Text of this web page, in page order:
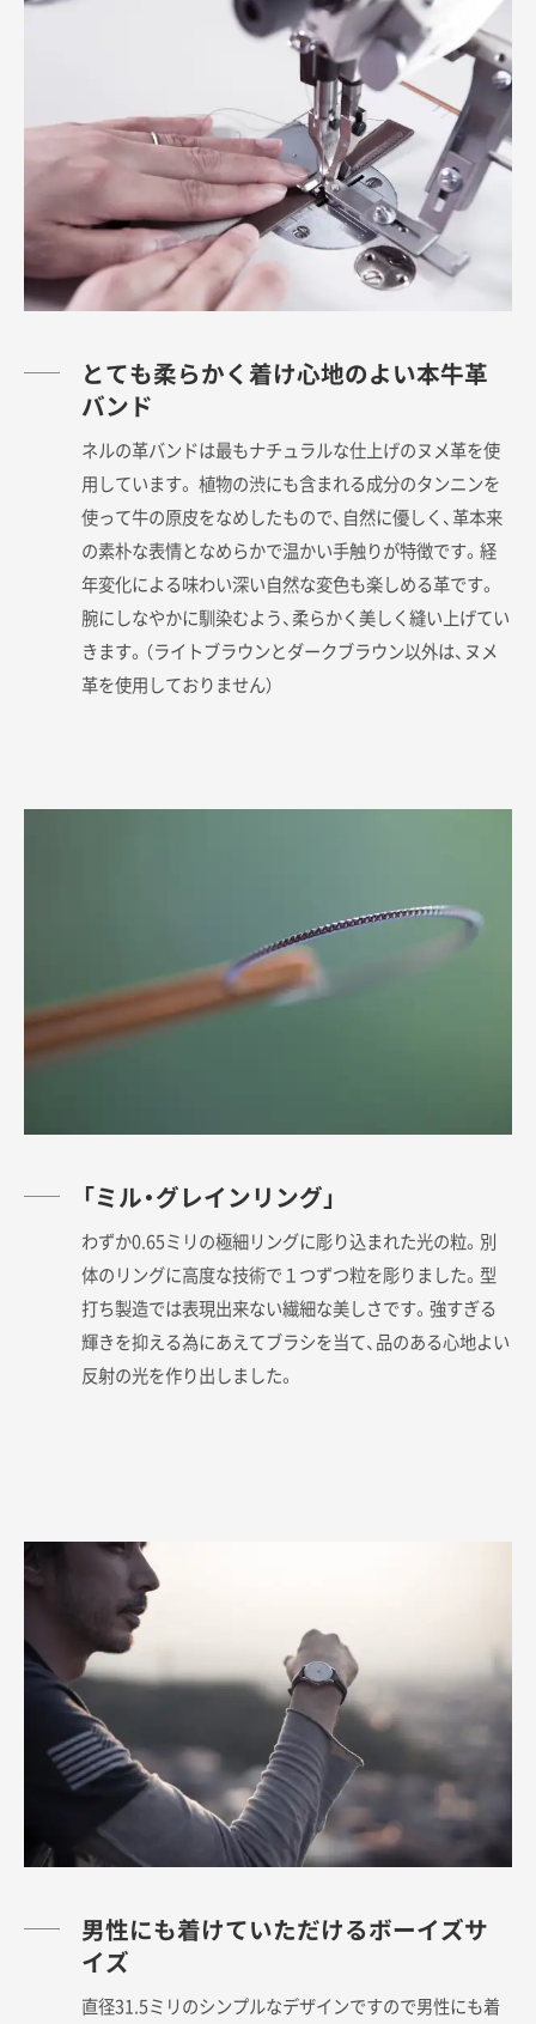
とても柔らかく着け心地のよい本牛革
バンド
ネルの革バンドは最もナチュラルな仕上げのヌメ革を使
用しています。 植物の渋にも含まれる成分のタンニンを
使って牛の原皮をなめしたもので、自然に優しく、革本来
の素朴な表情となめらかで温かい手触りが特徴です。経
年変化による味わい深い自然な変色も楽しめる革です。
腕にしなやかに馴染むよう、柔らかく美しく縫い上げてい
きます。（ライトブラウンとダークブラウン以外は、ヌメ
革を使用しておりません）
「ミル・グレインリング」
わずか0.65ミリの極細リングに彫り込まれた光の粒。別
体のリングに高度な技術で１つずつ粒を彫りました。型
打ち製造では表現出来ない繊細な美しさです。強すぎる
輝きを抑える為にあえてブラシを当て、品のある心地よい
反射の光を作り出しました。
男性にも着けていただけるボーイズサ
イズ
直径31.5ミリのシンプルなデザインですので男性にも着